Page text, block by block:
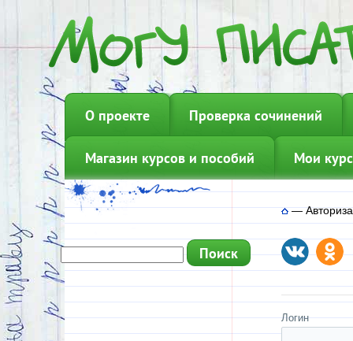
О проекте Проверка сочинений
Магазин курсов и пособий Мои
—
Логин